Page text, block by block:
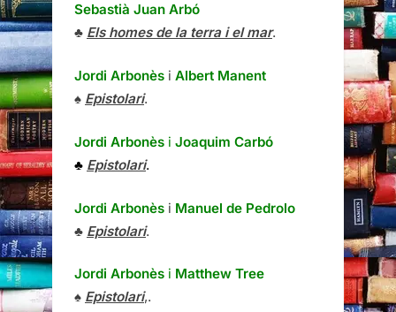
Sebastià Juan Arbó
♣ Els homes de la terra i el mar.
Jordi Arbonès i Albert Manent
♠ Epistolari.
Jordi Arbonès i Joaquim Carbó
♣ Epistolari.
Jordi Arbonès i Manuel de Pedrolo
♣ Epistolari.
Jordi Arbonès i Matthew Tree
♠ Epistolari,.